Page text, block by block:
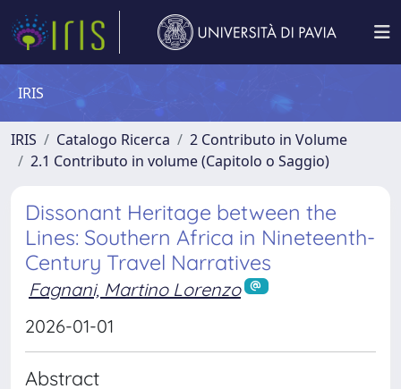
IRIS
IRIS Catalogo Ricerca
2 Contributo in Volume
2.1 Contributo in volume (Capitolo o Saggio)
Dissonant Heritage between the
Lines: Southern Africa in Nineteenth-
Century Travel Narratives
Fagnani, Martino Lorenzo
2026-01-01
Abstract